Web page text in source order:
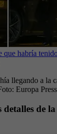
que habría
llegando a la
Europa
detalles de